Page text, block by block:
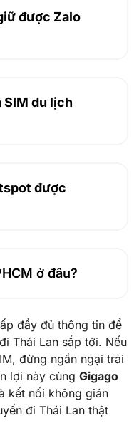
được Zalo
SIM du lịch
được
ở đâu?
đầy đủ thông tin để
Thái Lan sắp tới. Nếu
đừng ngần ngại trải
lợi này cùng Gigago
kết nối không gián
đi Thái Lan thật